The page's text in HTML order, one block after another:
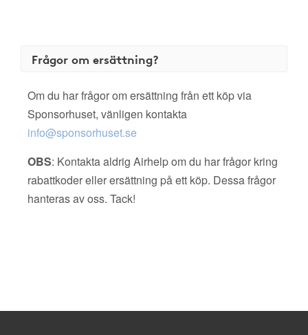
Frågor om ersättning?
Om du har frågor om ersättning från ett köp via
Sponsorhuset, vänligen kontakta
info@sponsorhuset.se
OBS: Kontakta aldrig Airhelp om du har frågor kring
rabattkoder eller ersättning på ett köp. Dessa frågor
hanteras av oss. Tack!